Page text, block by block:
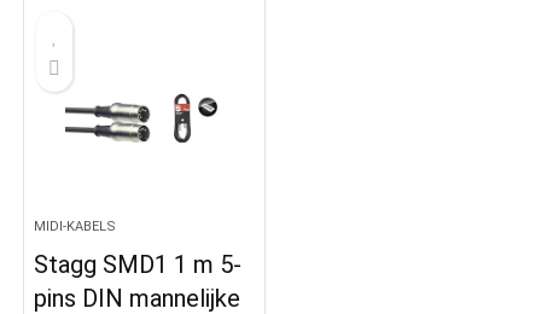
MIDI-KABELS
Stagg SMD1 1 m 5-
pins DIN mannelijke